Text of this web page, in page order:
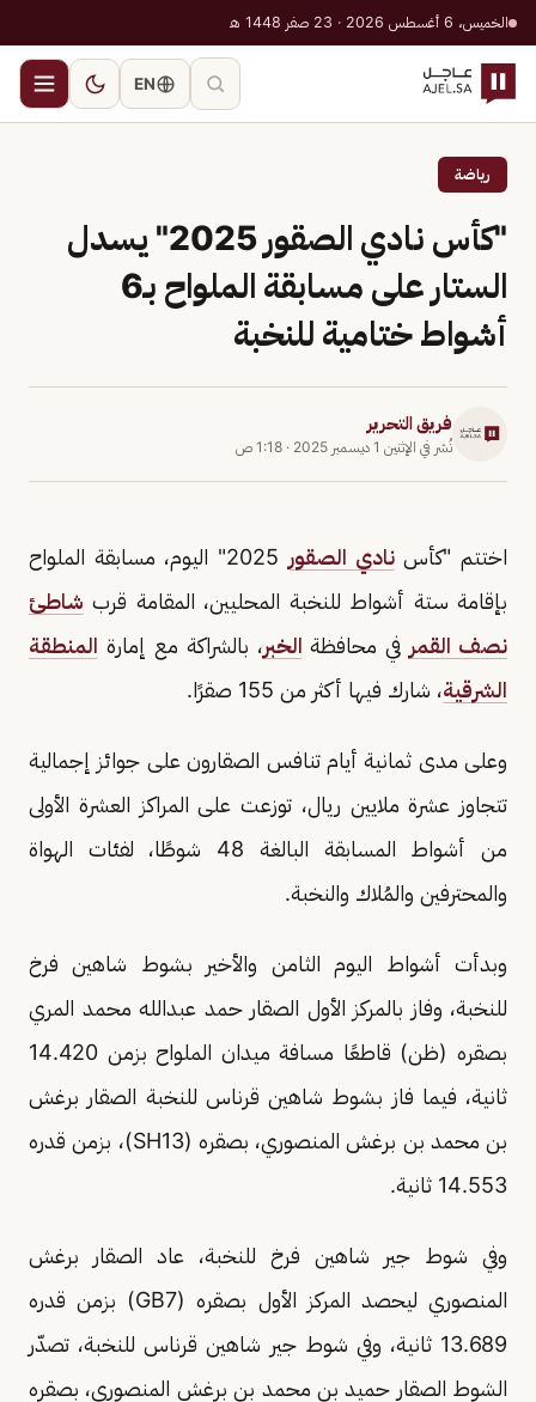
الخميس، 6 أغسطس 2026 · 23 صفر 1448 هـ
EN
رياضة
"كأس نادي الصقور 2025" يسدل
الستار على مسابقة الملواح بـ6
أشواط ختامية للنخبة
فريق التحرير
نُشر في الإثنين 1 ديسمبر 2025 · 1:18 ص
اختتم "كأسنادي الصقور
2025" اليوم، مسابقة الملواح
بإقامة ستة أشواط للنخبة المحليين، المقامة قرب شاطئ
نصف القمر في محافظة الخبر، بالشراكة مع إمارة المنطقة
الشرقية، شارك فيها أكثر من 155 صقرًا.
وعلى مدى ثمانية أيام تنافس الصقارون على جوائز إجمالية
تتجاوز عشرة ملايين ريال، توزعت على المراكز العشرة الأولى
من أشواط المسابقة البالغة 48 شوطًا، لفئات الهواة
والمحترفين والمُلاك والنخبة.
وبدأت أشواط اليوم الثامن والأخير بشوط شاهين فرخ
للنخبة، وفاز بالمركز الأول الصقار حمد عبدالله محمد المري
بصقره (ظن) قاطعًا مسافة ميدان الملواح بزمن 14.420
ثانية، فيما فاز بشوط شاهين قرناس للنخبة الصقار برغش
بن محمد بن برغش المنصوري، بصقره (SH13)، بزمن قدره
14.553 ثانية.
وفي شوط جير شاهين فرخ للنخبة، عاد الصقار برغش
المنصوري ليحصد المركز الأول بصقره (GB7) بزمن قدره
13.689 ثانية، وفي شوط جير شاهين قرناس للنخبة، تصدّر
الشوط الصقار حميد بن محمد بن برغش المنصوري، بصقره